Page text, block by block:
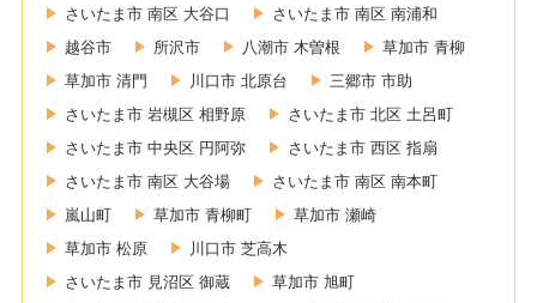
さいたま市 南区 大谷口
さいたま市 南区 南浦和
越谷市
所沢市 八潮市 木曽根
草加市 青柳
草加市 清門
川口市 北原台
三郷市 市助
さいたま市 岩槻区 相野原
さいたま市 北区 土呂町
さいたま市 中央区 円阿弥
さいたま市 西区 指扇
さいたま市 南区 大谷場
さいたま市 南区 南本町
嵐山町
草加市 青柳町
草加市 瀬崎
草加市 松原
川口市 芝高木
さいたま市 見沼区 御蔵
草加市 旭町